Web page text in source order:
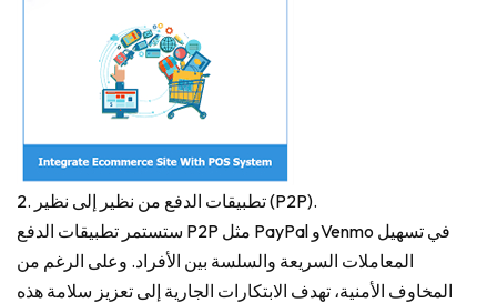
2. تطبيقات الدفع من نظير إلى نظير (P2P).
ستستمر تطبيقات الدفع P2P مثل PayPal وVenmo في تسهيل
المعاملات السريعة والسلسة بين الأفراد. وعلى الرغم من
المخاوف الأمنية، تهدف الابتكارات الجارية إلى تعزيز سلامة هذه